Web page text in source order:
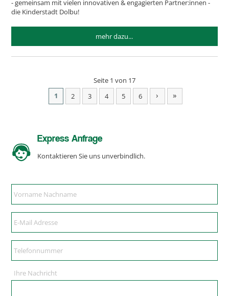
- gemeinsam mit vielen innovativen & engagierten Partner:innen -
die Kinderstadt Dolbu!
mehr dazu...
Seite 1 von 17
1
2 3 4 5 6 › »
Express Anfrage
Kontaktieren Sie uns unverbindlich.
Ihre Nachricht